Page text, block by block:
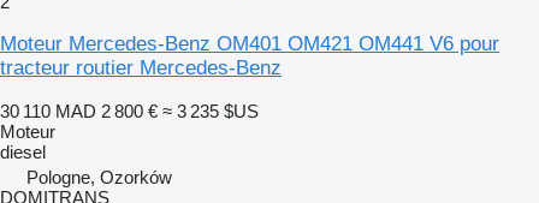
Moteur Mercedes-Benz OM401 OM421 OM441 V6 pour
tracteur routier Mercedes-Benz
30 110 MAD 2 800 € ≈ 3 235 $US
Moteur
diesel
Pologne, Ozorków
DOMITRANS